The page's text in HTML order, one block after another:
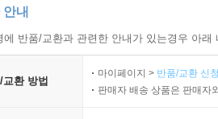
하는 기술 억만장자들의 권력을 줄이
취재와 몰입감 넘치는 서사.
뉴스(Science News)』
내
반품/교환과 관련한 안내가 있는경우 아
교환 방법
마이페이지 > 반품/교환 신
판매자 배송 상품은 판매자